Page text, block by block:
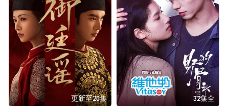
更新至20集 32集全